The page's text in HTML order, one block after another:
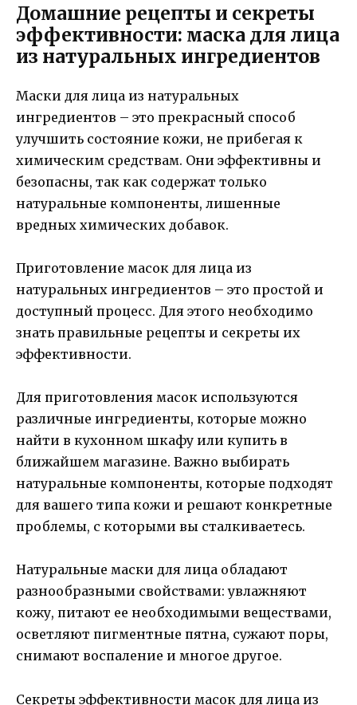
Домашние рецепты и секреты
эффективности: маска для лица
из натуральных ингредиентов
Маски для лица из натуральных
ингредиентов – это прекрасный способ
улучшить состояние кожи, не прибегая к
химическим средствам. Они эффективны и
безопасны, так как содержат только
натуральные компоненты, лишенные
вредных химических добавок.
Приготовление масок для лица из
натуральных ингредиентов – это простой и
доступный процесс. Для этого необходимо
знать правильные рецепты и секреты их
эффективности.
Для приготовления масок используются
различные ингредиенты, которые можно
найти в кухонном шкафу или купить в
ближайшем магазине. Важно выбирать
натуральные компоненты, которые подходят
для вашего типа кожи и решают конкретные
проблемы, с которыми вы сталкиваетесь.
Натуральные маски для лица обладают
разнообразными свойствами: увлажняют
кожу, питают ее необходимыми веществами,
осветляют пигментные пятна, сужают поры,
снимают воспаление и многое другое.
Секреты эффективности масок для лица из